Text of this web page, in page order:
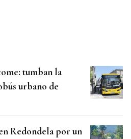
tumban la
urbano de
Redondela por un